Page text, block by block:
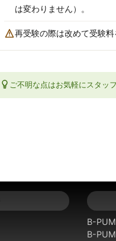
は変わりません）。
再受験の際は改めて受験料
ご不明な点はお気軽にスタッ
B-
B-